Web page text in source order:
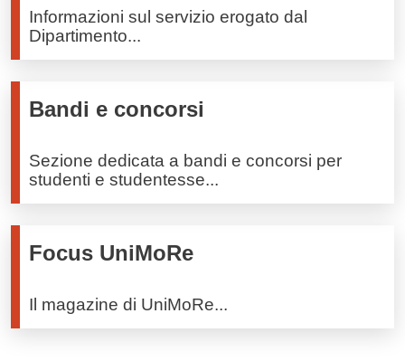
Informazioni sul servizio erogato dal
Dipartimento...
Bandi e concorsi
Sezione dedicata a bandi e concorsi per
studenti e studentesse...
Focus UniMoRe
Il magazine di UniMoRe...